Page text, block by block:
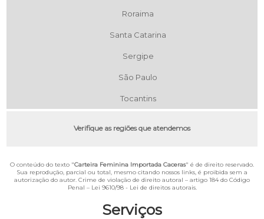
Serviços
Roraima
Santa Catarina
Sergipe
São Paulo
Tocantins
Verifique as regiões que atendemos
O conteúdo do texto "Carteira Feminina Importada Caceras" é de direito reservado.
Sua reprodução, parcial ou total, mesmo citando nossos links, é proibida sem a
autorização do autor. Crime de violação de direito autoral – artigo 184 do Código
Penal – Lei 9610/98 - Lei de direitos autorais.